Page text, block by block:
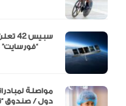
سبيس
“فورسايت” مرحلة التشغيل الكامل
دول / صندوق